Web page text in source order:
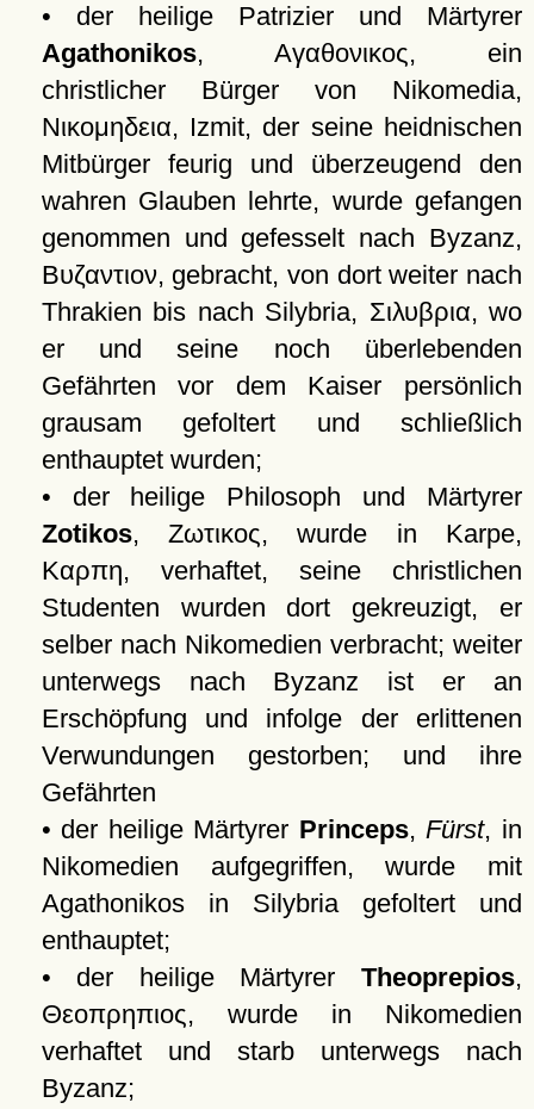
• der heilige Patrizier und Märtyrer
Agathonikos,Αγαθονικος, ein
christlicher Bürger von Nikomedia,
Νικομηδεια, Izmit, der seine heidnischen
Mitbürger feurig und überzeugend den
wahren Glauben lehrte, wurde gefangen
genommen und gefesselt nach Byzanz,
Βυζαντιον, gebracht, von dort weiter nach
Thrakien bis nach Silybria, Σιλυβρια, wo
er und seine noch überlebenden
Gefährten vor dem Kaiser persönlich
grausam gefoltert und schließlich
enthauptet wurden;
• der heilige Philosoph und Märtyrer
Zotikos,Ζωτικος, wurde in Karpe,
Καρπη, verhaftet, seine christlichen
Studenten wurden dort gekreuzigt, er
selber nach Nikomedien verbracht; weiter
unterwegs nach Byzanz ist er an
Erschöpfung und infolge der erlittenen
Verwundungen gestorben; und ihre
Gefährten
• der heilige Märtyrer Princeps,Fürst, in
Nikomedien aufgegriffen, wurde mit
Agathonikos in Silybria gefoltert und
enthauptet;
• der heilige Märtyrer Theoprepios,
Θεοπρηπιος, wurde in Nikomedien
verhaftet und starb unterwegs nach
Byzanz;